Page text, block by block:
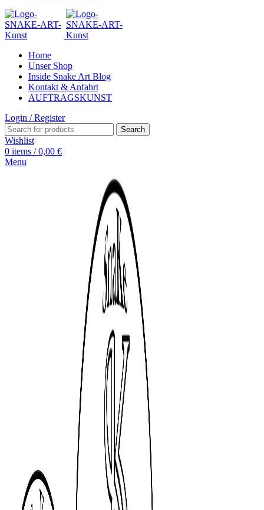
Home
Unser Shop
Inside Snake Art Blog
Kontakt & Anfahrt
AUFTRAGSKUNST
Login / Register
Search
Wishlist
0 items / 0,00 €
Menu